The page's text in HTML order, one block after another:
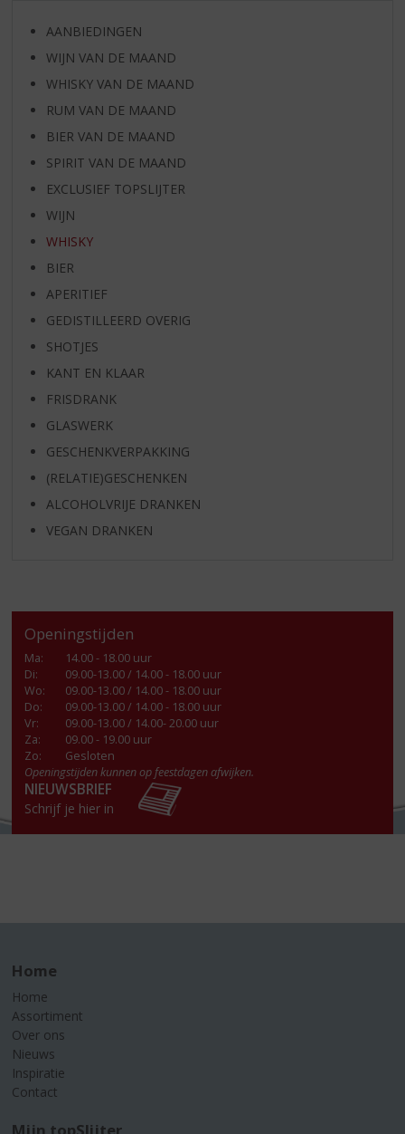
AANBIEDINGEN
WIJN VAN DE MAAND
WHISKY VAN DE MAAND
RUM VAN DE MAAND
BIER VAN DE MAAND
SPIRIT VAN DE MAAND
EXCLUSIEF TOPSLIJTER
WIJN
WHISKY
BIER
APERITIEF
GEDISTILLEERD OVERIG
SHOTJES
KANT EN KLAAR
FRISDRANK
GLASWERK
GESCHENKVERPAKKING
(RELATIE)GESCHENKEN
ALCOHOLVRIJE DRANKEN
VEGAN DRANKEN
Openingstijden
Ma:
14.00 - 18.00 uur
Di:
09.00-13.00 / 14.00 - 18.00 uur
Wo:
09.00-13.00 / 14.00 - 18.00 uur
Do:
09.00-13.00 / 14.00 - 18.00 uur
Vr:
09.00-13.00 / 14.00- 20.00 uur
Za:
09.00 - 19.00 uur
Zo:
Gesloten
Openingstijden kunnen op feestdagen afwijken.
NIEUWSBRIEF
Schrijf je hier in
Home
Home
Assortiment
Over ons
Nieuws
Inspiratie
Contact
Mijn topSlijter